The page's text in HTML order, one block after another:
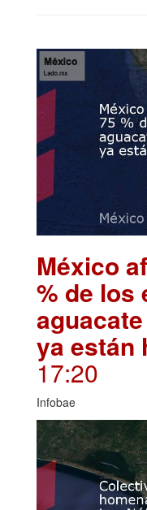
México
% de los
ya están
17:20
Infobae